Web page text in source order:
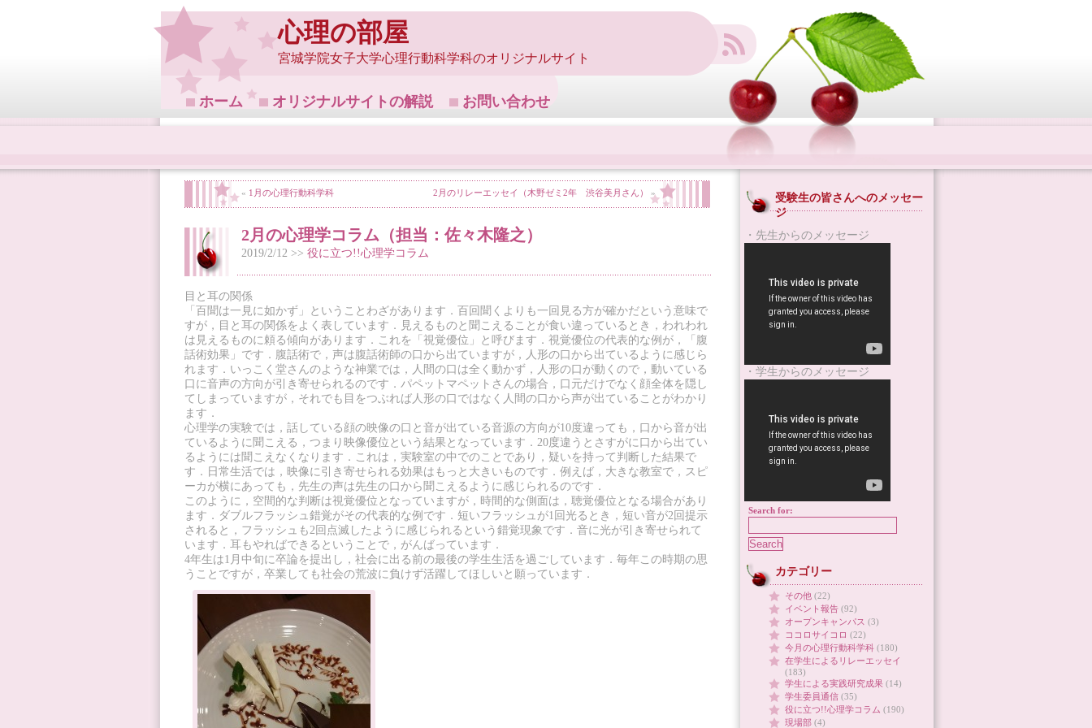
心理の部屋
宮城学院女子大学心理行動科学科のオリジナルサイト
ホーム オリジナルサイトの解説 お問い合わせ
« 1月の心理行動科学科 2月のリレーエッセイ（木野ゼミ2年 渋谷美月さん） »
2月の心理学コラム（担当：佐々木隆之）
2019/2/12 >> 役に立つ!!心理学コラム
目と耳の関係
「百聞は一見に如かず」ということわざがあります．百回聞くよりも一回見る方が確かだという意味で
すが，目と耳の関係をよく表しています．見えるものと聞こえることが食い違っているとき，われわれ
は見えるものに頼る傾向があります．これを「視覚優位」と呼びます．視覚優位の代表的な例が，「腹
話術効果」です．腹話術で，声は腹話術師の口から出ていますが，人形の口から出ているように感じら
れます．いっこく堂さんのような神業では，人間の口は全く動かず，人形の口が動くので，動いている
口に音声の方向が引き寄せられるのです．パペットマペットさんの場合，口元だけでなく顔全体を隠し
てしまっていますが，それでも目をつぶれば人形の口ではなく人間の口から声が出ていることがわかり
ます．
心理学の実験では，話している顔の映像の口と音が出ている音源の方向が10度違っても，口から音が出
ているように聞こえる，つまり映像優位という結果となっています．20度違うとさすがに口から出てい
るようには聞こえなくなります．これは，実験室の中でのことであり，疑いを持って判断した結果で
す．日常生活では，映像に引き寄せられる効果はもっと大きいものです．例えば，大きな教室で，スピ
ーカが横にあっても，先生の声は先生の口から聞こえるように感じられるのです．
このように，空間的な判断は視覚優位となっていますが，時間的な側面は，聴覚優位となる場合があり
ます．ダブルフラッシュ錯覚がその代表的な例です．短いフラッシュが1回光るとき，短い音が2回提示
されると，フラッシュも2回点滅したように感じられるという錯覚現象です．音に光が引き寄せられて
います．耳もやればできるということで，がんばっています．
4年生は1月中旬に卒論を提出し，社会に出る前の最後の学生生活を過ごしています．毎年この時期の思
うことですが，卒業しても社会の荒波に負けず活躍してほしいと願っています．
受験生の皆さんへのメッセー
ジ
・先生からのメッセージ
・学生からのメッセージ
Search for:
カテゴリー
その他 (22)
イベント報告 (92)
オープンキャンパス (3)
ココロサイコロ (22)
今月の心理行動科学科 (180)
在学生によるリレーエッセイ
(183)
学生による実践研究成果 (14)
学生委員通信 (35)
役に立つ!!心理学コラム (190)
現場部 (4)